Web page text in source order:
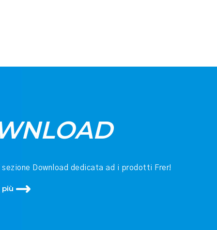
sezione Download dedicata ad i prodotti Frer!
più